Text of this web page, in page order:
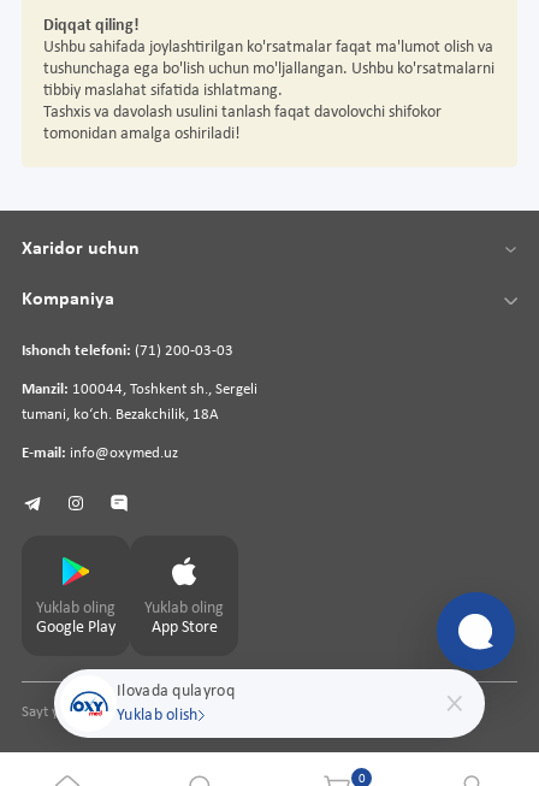
Diqqat qiling!
Ushbu sahifada joylashtirilgan ko'rsatmalar faqat ma'lumot olish va
tushunchaga ega bo'lish uchun mo'ljallangan. Ushbu ko'rsatmalarni
tibbiy maslahat sifatida ishlatmang.
Tashxis va davolash usulini tanlash faqat davolovchi shifokor
tomonidan amalga oshiriladi!
Ilovada qulayroq
Yuklab olish
Ishonch telefoni: (71) 200-03-03
Manzil: 100044, Toshkent sh., Sergeli
tumani, koʻch. Bezakchilik, 18A
E-mail: info@oxymed.uz
Xaridor uchun
Kompaniya
Yuklab oling
Google Play
Yuklab oling
App Store
Sayt yaratuvchipharmit.uz
0